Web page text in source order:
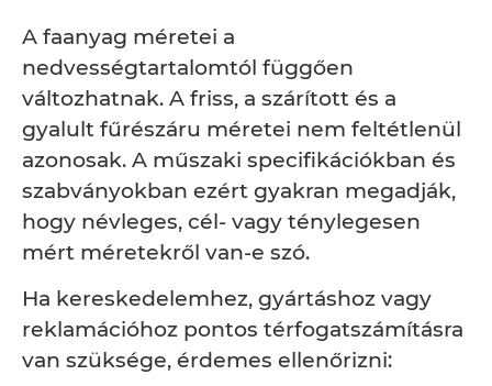
A faanyag méretei a
nedvességtartalomtól függően
változhatnak. A friss, a szárított és a
gyalult fűrészáru méretei nem feltétlenül
azonosak. A műszaki specifikációkban és
szabványokban ezért gyakran megadják,
hogy névleges, cél- vagy ténylegesen
mért méretekről van-e szó.
Ha kereskedelemhez, gyártáshoz vagy
reklamációhoz pontos térfogatszámításra
van szüksége, érdemes ellenőrizni: